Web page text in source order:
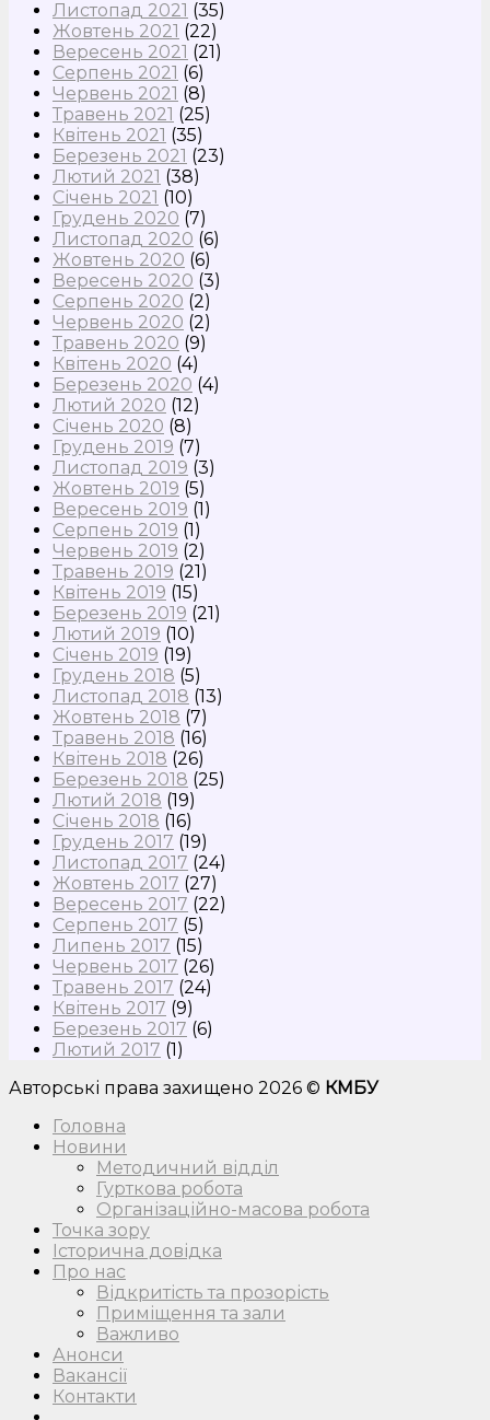
Листопад 2021 (35)
Жовтень 2021 (22)
Вересень 2021 (21)
Серпень 2021 (6)
Червень 2021 (8)
Травень 2021 (25)
Квітень 2021 (35)
Березень 2021 (23)
Лютий 2021 (38)
Січень 2021 (10)
Грудень 2020 (7)
Листопад 2020 (6)
Жовтень 2020 (6)
Вересень 2020 (3)
Серпень 2020 (2)
Червень 2020 (2)
Травень 2020 (9)
Квітень 2020 (4)
Березень 2020 (4)
Лютий 2020 (12)
Січень 2020 (8)
Грудень 2019 (7)
Листопад 2019 (3)
Жовтень 2019 (5)
Вересень 2019 (1)
Серпень 2019 (1)
Червень 2019 (2)
Травень 2019 (21)
Квітень 2019 (15)
Березень 2019 (21)
Лютий 2019 (10)
Січень 2019 (19)
Грудень 2018 (5)
Листопад 2018 (13)
Жовтень 2018 (7)
Травень 2018 (16)
Квітень 2018 (26)
Березень 2018 (25)
Лютий 2018 (19)
Січень 2018 (16)
Грудень 2017 (19)
Листопад 2017 (24)
Жовтень 2017 (27)
Вересень 2017 (22)
Серпень 2017 (5)
Липень 2017 (15)
Червень 2017 (26)
Травень 2017 (24)
Квітень 2017 (9)
Березень 2017 (6)
Лютий 2017 (1)
Авторські права захищено 2026 © КМБУ
Головна
Новини
Методичний відділ
Гурткова робота
Організаційно-масова робота
Точка зору
Історична довідка
Про нас
Відкритість та прозорість
Приміщення та зали
Важливо
Анонси
Вакансії
Контакти